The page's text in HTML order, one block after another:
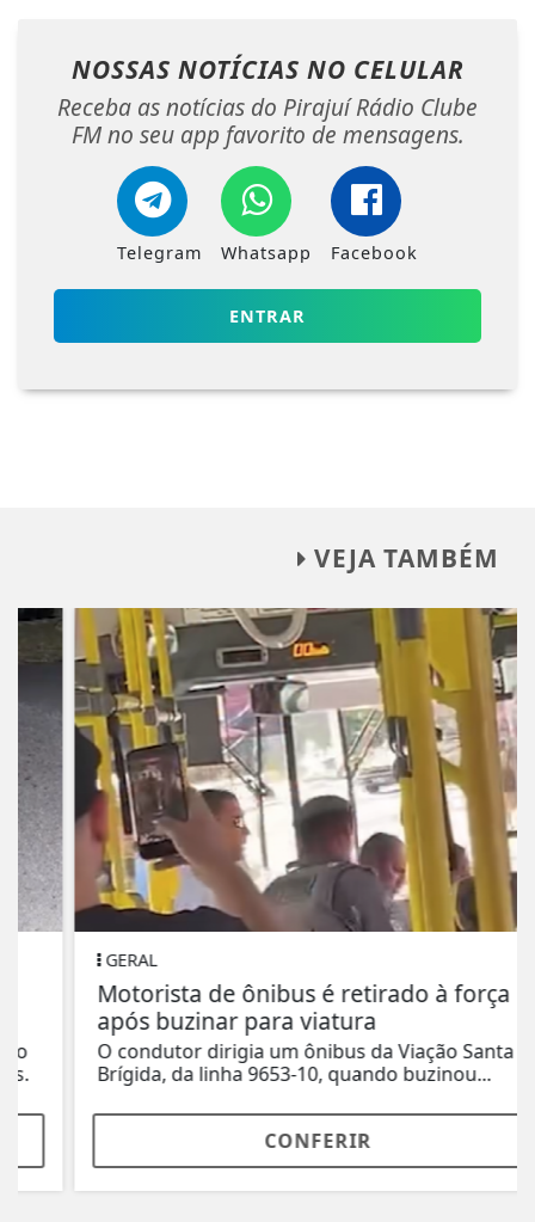
NOSSAS NOTÍCIAS NO CELULAR
Receba as notícias do Pirajuí Rádio Clube
FM no seu app favorito de mensagens.
Telegram Whatsapp Facebook
ENTRAR
VEJA TAMBÉM
GERAL
Motorista de ônibus é retirado à força
após buzinar para viatura
O condutor dirigia um ônibus da Viação Santa
Brígida, da linha 9653-10, quando buzinou...
CONFERIR